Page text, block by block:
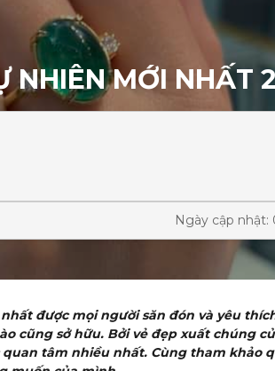
NHIÊN MỚI NHẤT
Ngày cập nhật:
được mọi người săn đón và yêu
cũng sở hữu. Bởi vẻ đẹp xuất chúng
tâm nhiều nhất. Cùng tham khảo